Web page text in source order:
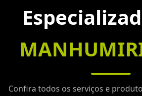
Confira todos os serviços e